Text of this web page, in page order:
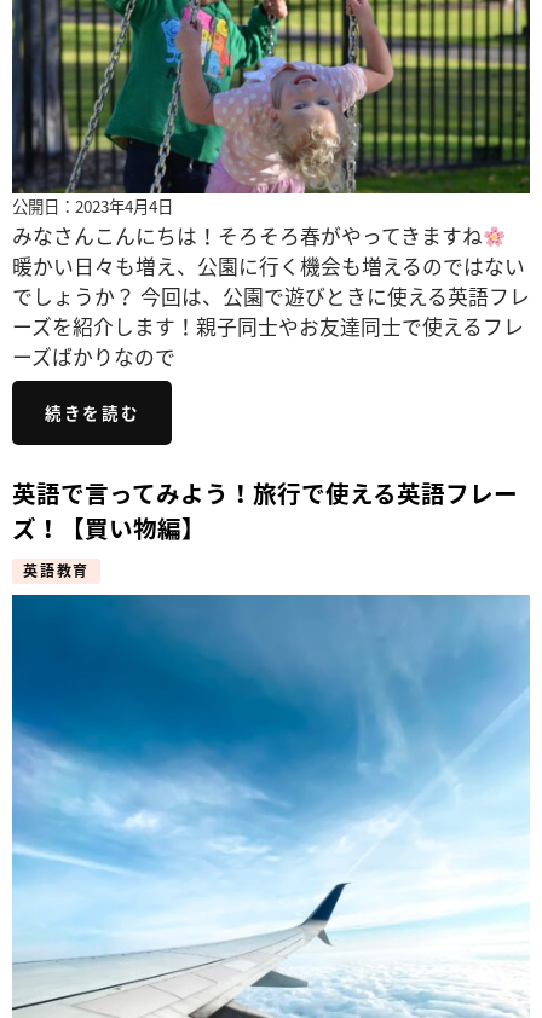
公開日：2023年4月4日
みなさんこんにちは！そろそろ春がやってきますね
暖かい日々も増え、公園に行く機会も増えるのではない
でしょうか？ 今回は、公園で遊びときに使える英語フレ
ーズを紹介します！親子同士やお友達同士で使えるフレ
ーズばかりなので
続きを読む
英語で言ってみよう！旅行で使える英語フレー
ズ！【買い物編】
英語教育